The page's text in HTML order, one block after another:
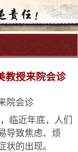
教授来院会诊
院会诊
近年底，人们
导致焦虑、烦
状的出现。